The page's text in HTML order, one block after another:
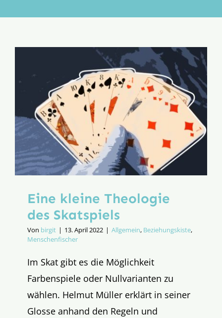
Aktion
Eine kleine Theologie
des Skatspiels
Von birgit | 13. April 2022 | Allgemein, Beziehungskiste,
Menschenfischer
Im Skat gibt es die Möglichkeit
Farbenspiele oder Nullvarianten zu
wählen. Helmut Müller erklärt in seiner
Glosse anhand den Regeln und